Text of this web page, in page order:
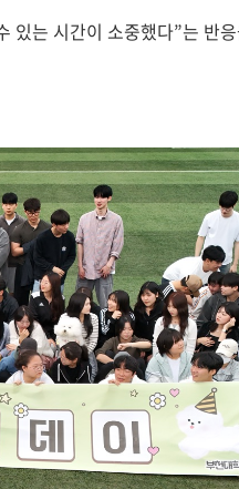
있는 시간이 소중했다”는 반